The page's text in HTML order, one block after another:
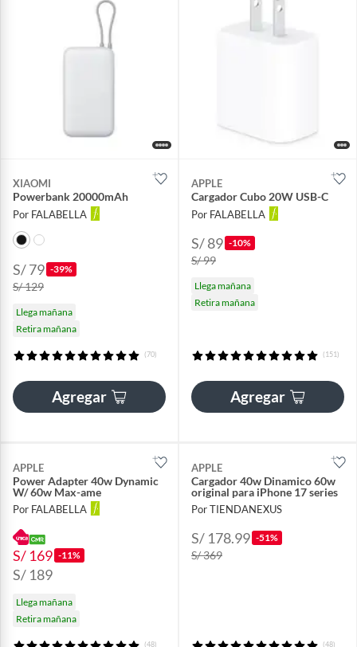
XIAOMI
Powerbank 20000mAh
Por FALABELLA
S/ 79 -39%
S/ 129
Llega mañana
Retira mañana
(70)
Agregar
APPLE
Cargador Cubo 20W USB-C
Por FALABELLA
S/ 89 -10%
S/ 99
Llega mañana
Retira mañana
(151)
Agregar
APPLE
Power Adapter 40w Dynamic
W/ 60w Max-ame
Por FALABELLA
S/ 169 -11%
S/ 189
Llega mañana
Retira mañana
(48)
APPLE
Cargador 40w Dinamico 60w
original para iPhone 17 series
Por TIENDANEXUS
S/ 178.99 -51%
S/ 369
(48)